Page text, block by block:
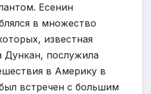
Есенин
в множество
известная
Дункан, послужила
в Америку в
встречен с большим